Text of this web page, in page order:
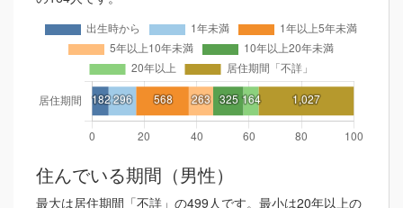
住んでいる期間（男性）
最大は居住期間「不詳」の499人です。最小は20年以上の